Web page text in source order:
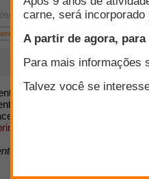
10/2012
do Núcleo de Criadores de
e Zona da Mata
MG, enviou um
atividade rentável?
este é um tema bastante